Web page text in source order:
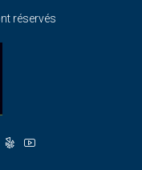
réservés